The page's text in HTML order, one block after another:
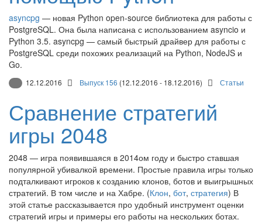
asyncpg — новая Python open-source библиотека для работы с
PostgreSQL. Она была написана с использованием asyncio и
Python 3.5. asyncpg — самый быстрый драйвер для работы с
PostgreSQL среди похожих реализаций на Python, NodeJS и
Go.
12.12.2016 Выпуск 156 (12.12.2016 - 18.12.2016) Статьи
Сравнение стратегий
игры 2048
2048 — игра появившаяся в 2014ом году и быстро ставшая
популярной убивалкой времени. Простые правила игры только
подталкивают игроков к созданию клонов, ботов и выигрышных
стратегий. В том числе и на Хабре. (Клон, бот, стратегия) В
этой статье рассказывается про удобный инструмент оценки
стратегий игры и примеры его работы на нескольких ботах.